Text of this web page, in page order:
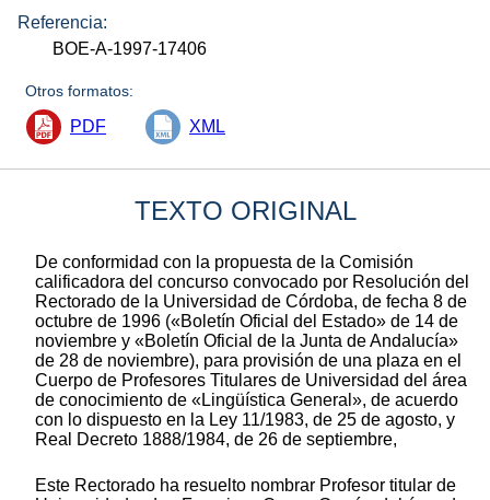
Referencia:
BOE-A-1997-17406
Otros formatos:
PDF XML
TEXTO ORIGINAL
De conformidad con la propuesta de la Comisión
calificadora del concurso convocado por Resolución del
Rectorado de la Universidad de Córdoba, de fecha 8 de
octubre de 1996 («Boletín Oficial del Estado» de 14 de
noviembre y «Boletín Oficial de la Junta de Andalucía»
de 28 de noviembre), para provisión de una plaza en el
Cuerpo de Profesores Titulares de Universidad del área
de conocimiento de «Lingüística General», de acuerdo
con lo dispuesto en la Ley 11/1983, de 25 de agosto, y
Real Decreto 1888/1984, de 26 de septiembre,
Este Rectorado ha resuelto nombrar Profesor titular de